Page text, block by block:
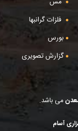
فلزات گرانبها
بورس
گزارش تصویری
می باشد.
آسام